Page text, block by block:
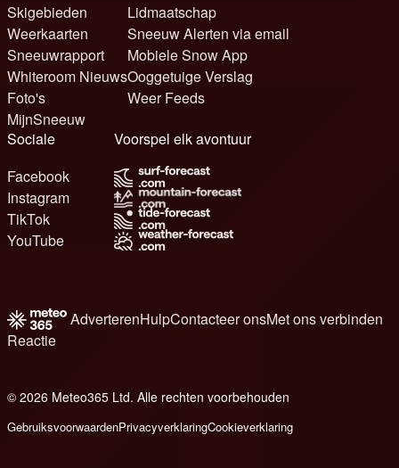
Skigebieden
Weerkaarten
Sneeuwrapport
Whiteroom Nieuws
Foto's
MijnSneeuw
Lidmaatschap
Sneeuw Alerten via email
Mobiele Snow App
Ooggetuige Verslag
Weer Feeds
Sociale
Facebook
Instagram
TikTok
YouTube
Voorspel elk avontuur
AdverterenHulpContacteer onsMet ons verbinden
Reactie
© 2026 Meteo365 Ltd. Alle rechten voorbehouden
GebruiksvoorwaardenPrivacyverklaringCookieverklaring